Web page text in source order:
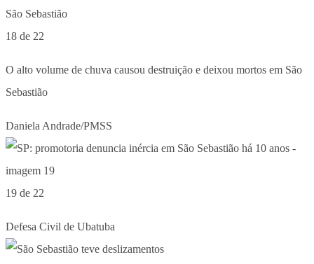
18 de 22
O alto volume de chuva causou destruição e deixou mortos em São
Sebastião
Daniela Andrade/PMSS
19 de 22
Defesa Civil de Ubatuba